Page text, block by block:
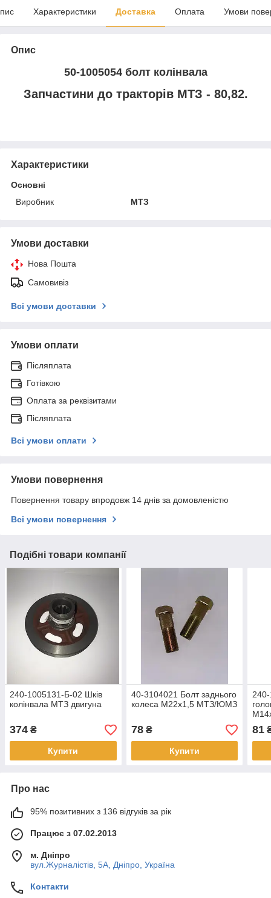
Характеристики Доставка Оплата Умови
Опис
50-1005054 болт колінвала
Запчастини до тракторів МТЗ - 80,82.
Характеристики
Основні
Виробник
МТЗ
Умови доставки
Нова Пошта
Самовивіз
Всі умови доставки
Умови оплати
Післяплата
Готівкою
Оплата за реквізитами
Післяплата
Всі умови оплати
Умови повернення
Повернення товару впродовж 14 днів за домовленістю
Всі умови повернення
Подібні товари компанії
240-1005131-Б-02 Шків
колінвала МТЗ двигуна
374 ₴
Купити
40-3104021 Болт заднього
колеса М22х1,5 МТЗ/ЮМЗ
78₴
Купити
81
Про нас
95% позитивних з 136 відгуків за рік
Працює з 07.02.2013
м. Дніпро
вул.Журналістів, 5А, Дніпро, Україна
Контакти